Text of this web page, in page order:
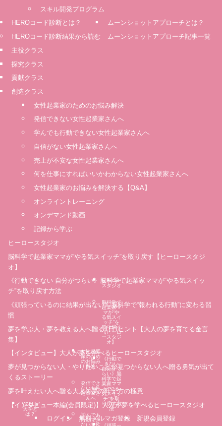
スキル開発プログラム
HEROコード診断とは？
HEROコード診断結果から読む
主役クラス
探究クラス
貢献クラス
創造クラス
ムーンショットアプローチとは？
ムーンショットアプローチ記事一覧
女性起業家のためのお悩み解決
発信できない女性起業家さんへ
学んでも行動できない女性起業家さんへ
自信がない女性起業家さんへ
売上が不安な女性起業家さんへ
何を仕事にすればいいかわからない女性起業家さんへ
女性起業家のお悩みを解決する【Q&A】
オンライントレーニング
オンデマンド動画
記録から学ぶ
ヒーロースタジオ
脳科学で起業家ママが“やる気スイッチ”を取り戻す【ヒーロースタジ
オ】
《行動できない 自分がつらい》脳科学で起業家ママが“やる気スイッ
チ”を取り戻す方法
《頑張っているのに結果が出ない》脳科学で“報われる行動”に変わる習
慣
夢を学ぶ人・夢を教える人へ贈る1日1ヒント【大人の夢を育てる金言
集】
【インタビュー】大人が夢を学べるヒーロースタジオ
夢が見つからない人・やりたいことが見つからない人へ贈る勇気が出て
くるストーリー
夢を叶えたい人へ贈る大人の夢の叶え方の極意
【インタビュー本編(会員限定)】大人が夢を学べるヒーロースタジオ
ログイン
無料メルマガ登録 新規会員登録
YELL's
大学と
は？
女性起業
家のため
のお悩み
解決
発信でき
ない女性
起業家さ
んへ
学んでも
行動でき
ない女性
ヒーロー
スタジオ
脳科学で
起業家マ
マが“や
る気スイ
ッチ”を
取り戻す
【ヒーロ
ースタジ
オ】
《行動で
きない
自分がつ
らい》脳
科学で起
業家ママ
が“やる
気スイッ
チ”を取
り戻す方
法